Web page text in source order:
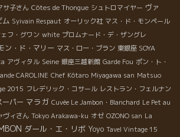
サ子さん Côtes de Thongue シュトロマイヤー ヴァ
ム Syivain Respaut オーリック社 マス・ド・モンペール
フ・グワン white プロムナード・デ・ザングレ
ン・ド・マリー マス・ロー・ブラン 東銀座 SOYA
アヴィタル Seine 銀座三越新館 Garde Fou ポン・ト・
CAROLINE Chef Kôtaro Miyagawa san Matsuo
2015 フレデリック・コサール レストラン・フェルナン
ーパー マラガ Cuvée Le Jambon・Blanchard Le Pet au
ヴィさん Tokyo Arakawa-ku オゼ OZONO san La
ダール・エ・リボ Yoyo Tavel Vintage 15